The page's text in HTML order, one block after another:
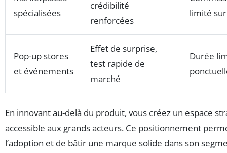
spécialisées
crédibilité
renforcées
limité
Pop-up stores
et événements
Effet de surprise,
test rapide de
marché
Durée
En innovant au-delà du produit, vous créez un espace
accessible aux grands acteurs. Ce positionnement
l’adoption et de bâtir une marque solide dans son